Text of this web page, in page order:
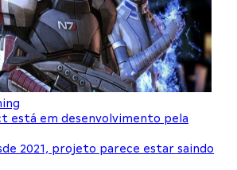
está em desenvolvimento pela
2021, projeto parece estar saindo